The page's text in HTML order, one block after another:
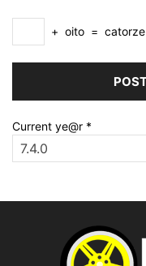
+ oito = catorze
Current ye@r *